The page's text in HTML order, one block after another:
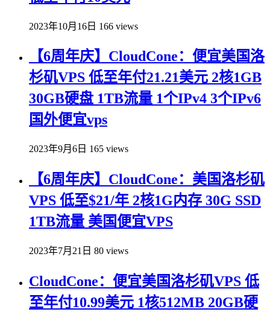
2023年10月16日 166 views
【6周年庆】CloudCone：便宜美国洛
杉矶VPS 低至年付21.21美元 2核1GB
30GB硬盘 1TB流量 1个IPv4 3个IPv6
国外便宜vps
2023年9月6日 165 views
【6周年庆】CloudCone：美国洛杉矶
VPS 低至$21/年 2核1G内存 30G SSD
1TB流量 美国便宜VPS
2023年7月21日 80 views
CloudCone：便宜美国洛杉矶VPS 低
至年付10.99美元 1核512MB 20GB硬